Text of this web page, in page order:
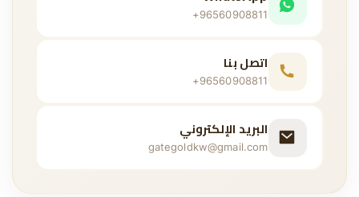
+96560908811
اتصل بنا
+96560908811
البريد الإلكتروني
gategoldkw@gmail.com